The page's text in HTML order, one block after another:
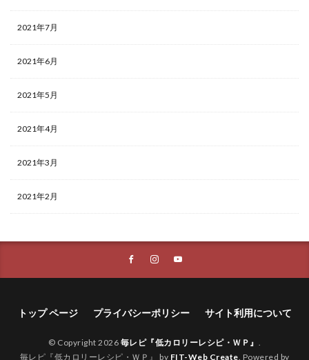
2021年7月
2021年6月
2021年5月
2021年4月
2021年3月
2021年2月
トップ ページ プライバシーポリシー サイト利用について
© Copyright 2026 毎レピ『低カロリーレシピ・ＷＰ』 .
毎レピ『低カロリーレシピ・ＷＰ』 by FIT-Web Create. Powered by